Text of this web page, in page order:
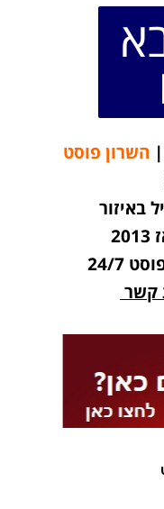
השרון פוסט
באיזור
24/7
קשר